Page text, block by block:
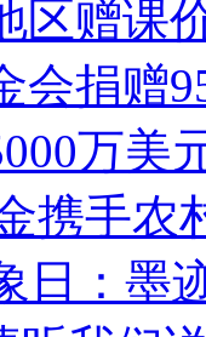
区赠课
会捐赠
万美
携手农
日：墨